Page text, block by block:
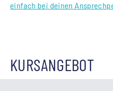
einfach bei deinen
KURSANGEBOT